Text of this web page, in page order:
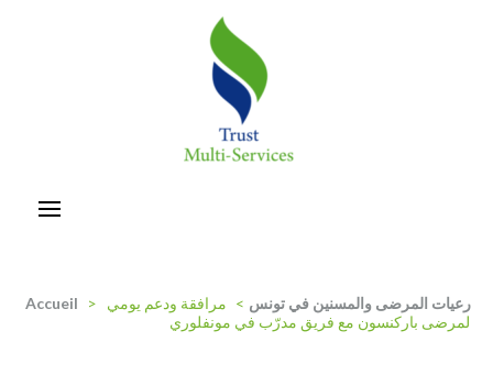
Accueil > رعيات المرضى والمسنين في تونس > مرافقة ودعم يومي
لمرضى باركنسون مع فريق مدرّب في مونفلوري